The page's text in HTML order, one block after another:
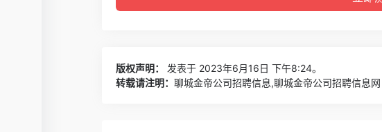
版权声明：
发表于 2023年6月16日 下午8:24。
转载请注明： 聊城金帝公司招聘信息,聊城金帝公司招聘信息网 |